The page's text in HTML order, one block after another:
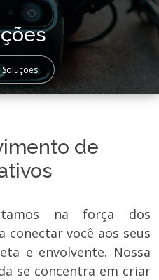
Soluções
de
na força dos
conectar você aos seus
e envolvente. Nossa
se concentra em criar